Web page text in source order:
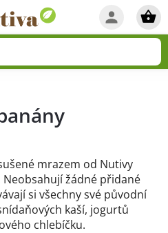
mrazem od Nutivy
žádné přidané
si všechny své původní
kaší, jogurtů
chlebíčku.